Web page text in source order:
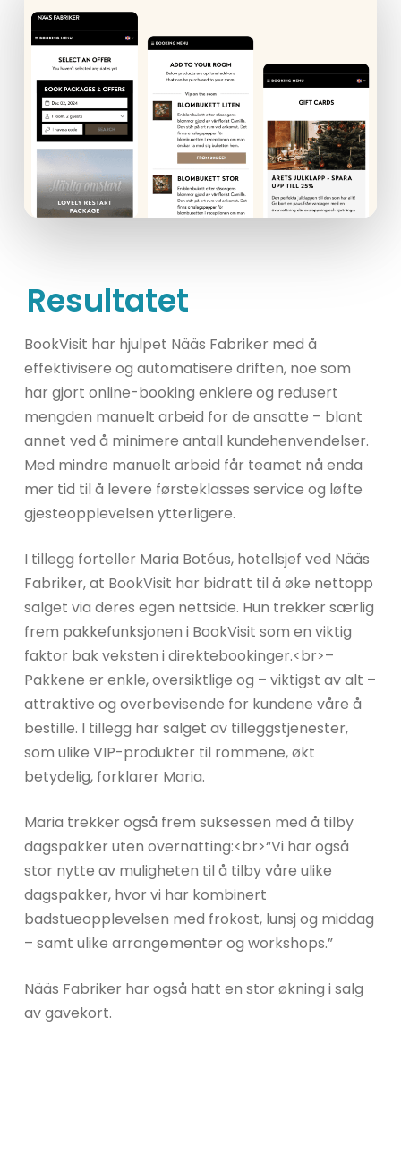
Resultatet
BookVisit har hjulpet Nääs Fabriker med å
effektivisere og automatisere driften, noe som
har gjort online-booking enklere og redusert
mengden manuelt arbeid for de ansatte – blant
annet ved å minimere antall kundehenvendelser.
Med mindre manuelt arbeid får teamet nå enda
mer tid til å levere førsteklasses service og løfte
gjesteopplevelsen ytterligere.
I tillegg forteller Maria Botéus, hotellsjef ved Nääs
Fabriker, at BookVisit har bidratt til å øke nettopp
salget via deres egen nettside. Hun trekker særlig
frem pakkefunksjonen i BookVisit som en viktig
faktor bak veksten i direktebookinger.<br>–
Pakkene er enkle, oversiktlige og – viktigst av alt –
attraktive og overbevisende for kundene våre å
bestille. I tillegg har salget av tilleggstjenester,
som ulike VIP-produkter til rommene, økt
betydelig, forklarer Maria.
Maria trekker også frem suksessen med å tilby
dagspakker uten overnatting:<br>“Vi har også
stor nytte av muligheten til å tilby våre ulike
dagspakker, hvor vi har kombinert
badstueopplevelsen med frokost, lunsj og middag
– samt ulike arrangementer og workshops.”
Nääs Fabriker har også hatt en stor økning i salg
av gavekort.